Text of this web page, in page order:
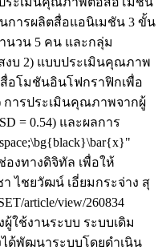
การผลิตสื่อแอนิเมชัน 3 ขั้น
ำนวน 5 คน และกลุ่ม
งบ 2) แบบประเมินคุณภาพ
อโมชันอินโฟกราฟิกเพื่อ
การประเมินคุณภาพจากผู้
= 0.54) และผลการ
องทางดิจิทัล เพื่อให้
า ไชยวัฒน์ เอี่ยมกระจ่าง สุ
article/view/260834
ใช้งานระบบ ระบบเดิม
ด้พัฒนาระบบโดยดำเนิน